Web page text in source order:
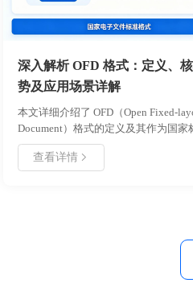
深入解析 OFD 格式：定义、
势及应用场景详解
本文详细介绍了 OFD（Open Fixed-
Document）格式的定义及其作为国家
背景。重点分析了 OFD 格式在安全性
性、存储效率及自主可控方面的核心优
查看详情